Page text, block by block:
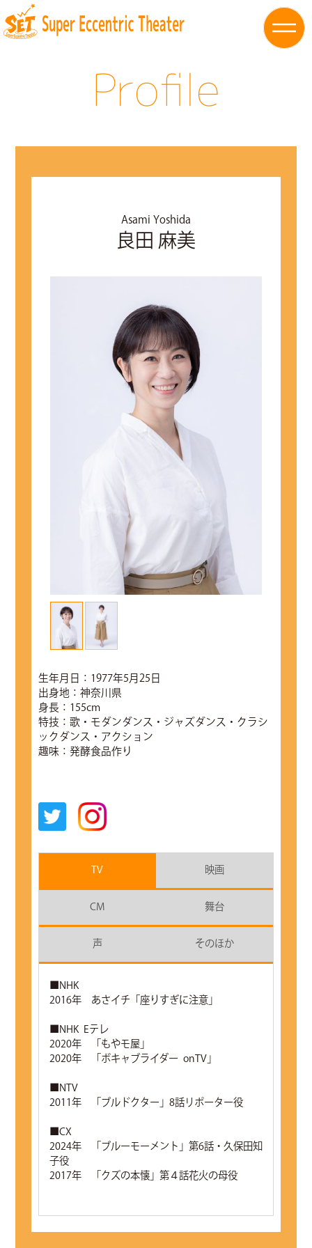
Profile
Asami Yoshida
良田 麻美
生年月日：1977年5月25日
出身地：神奈川県
身長：155cm
特技：歌・モダンダンス・ジャズダンス・クラシ
ックダンス・アクション
趣味：発酵食品作り
TV 映画
CM 舞台
声 そのほか
■NHK
2016年 あさイチ「座りすぎに注意」
■NHK Eテレ
2020年 「もやモ屋」
2020年 「ボキャブライダー onTV」
■NTV
2011年 「ブルドクター」8話リポーター役
■CX
2024年 「ブルーモーメント」第6話・久保田知
子役
2017年 「クズの本懐」第４話花火の母役
2021年 「相棒19」第12話路子役
2012年 「相棒Ⅹ」第17話新田玲奈役